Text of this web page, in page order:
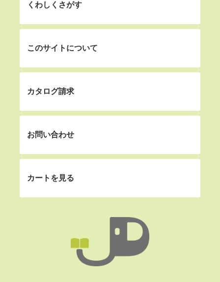
くわしくさがす
このサイトについて
カタログ請求
お問い合わせ
カートを見る